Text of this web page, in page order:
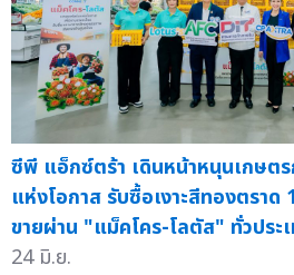
ซีพี แอ็กซ์ตร้า เดินหน้าหนุนเกษต
แห่งโอกาส รับซื้อเงาะสีทองตราด
ขายผ่าน "แม็คโคร-โลตัส" ทั่วประ
24 มิ.ย.